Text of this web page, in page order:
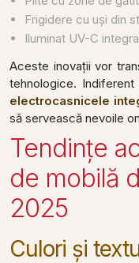
Frigidere cu uși din
Iluminat UV-C
Aceste inovații vor
tehnologice.
electrocasnicele
să servească nevoile
Tendințe
de mobilă
2025
Culori și